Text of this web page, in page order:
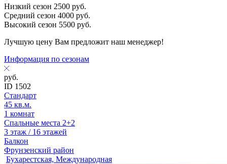
Низкий сезон 2500 руб.
Средний сезон 4000 руб.
Высокий сезон 5500 руб.
Лучшую цену Вам предложит наш менеджер!
Информация по сезонам
руб.
ID 1502
Стандарт
45 кв.м.
1 комнат
Спальные места 2+2
3 этаж / 16 этажей
Балкон
Фрунзенский район
Бухарестская, Международная